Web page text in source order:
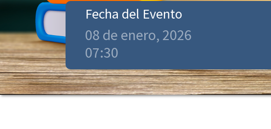
Fecha del Evento
08 de enero, 2026
07:30